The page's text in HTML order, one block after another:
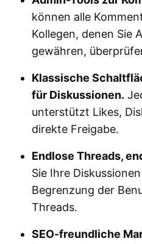
können alle
Kollegen, denen Sie
gewähren,
Klassische
für Diskussionen.
unterstützt Likes,
direkte Freigabe.
Endlose Threads,
Sie Ihre
Begrenzung der
Threads.
SEO-freundliche